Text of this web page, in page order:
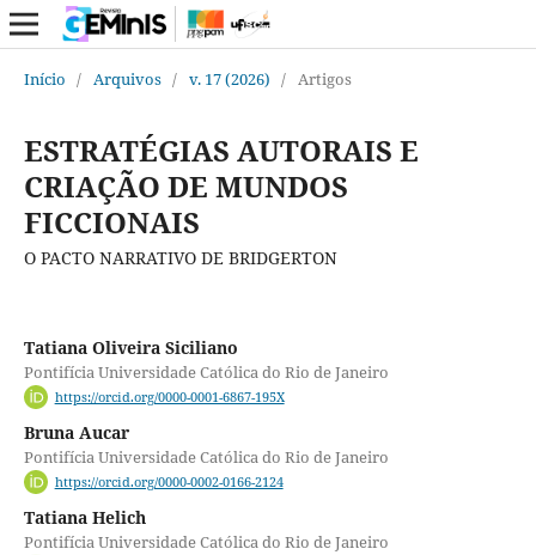
Início / Arquivos / v. 17 (2026) / Artigos
ESTRATÉGIAS AUTORAIS E
CRIAÇÃO DE MUNDOS
FICCIONAIS
O PACTO NARRATIVO DE BRIDGERTON
Tatiana Oliveira Siciliano
Pontifícia Universidade Católica do Rio de Janeiro
https://orcid.org/0000-0001-6867-195X
Bruna Aucar
Pontifícia Universidade Católica do Rio de Janeiro
https://orcid.org/0000-0002-0166-2124
Tatiana Helich
Pontifícia Universidade Católica do Rio de Janeiro